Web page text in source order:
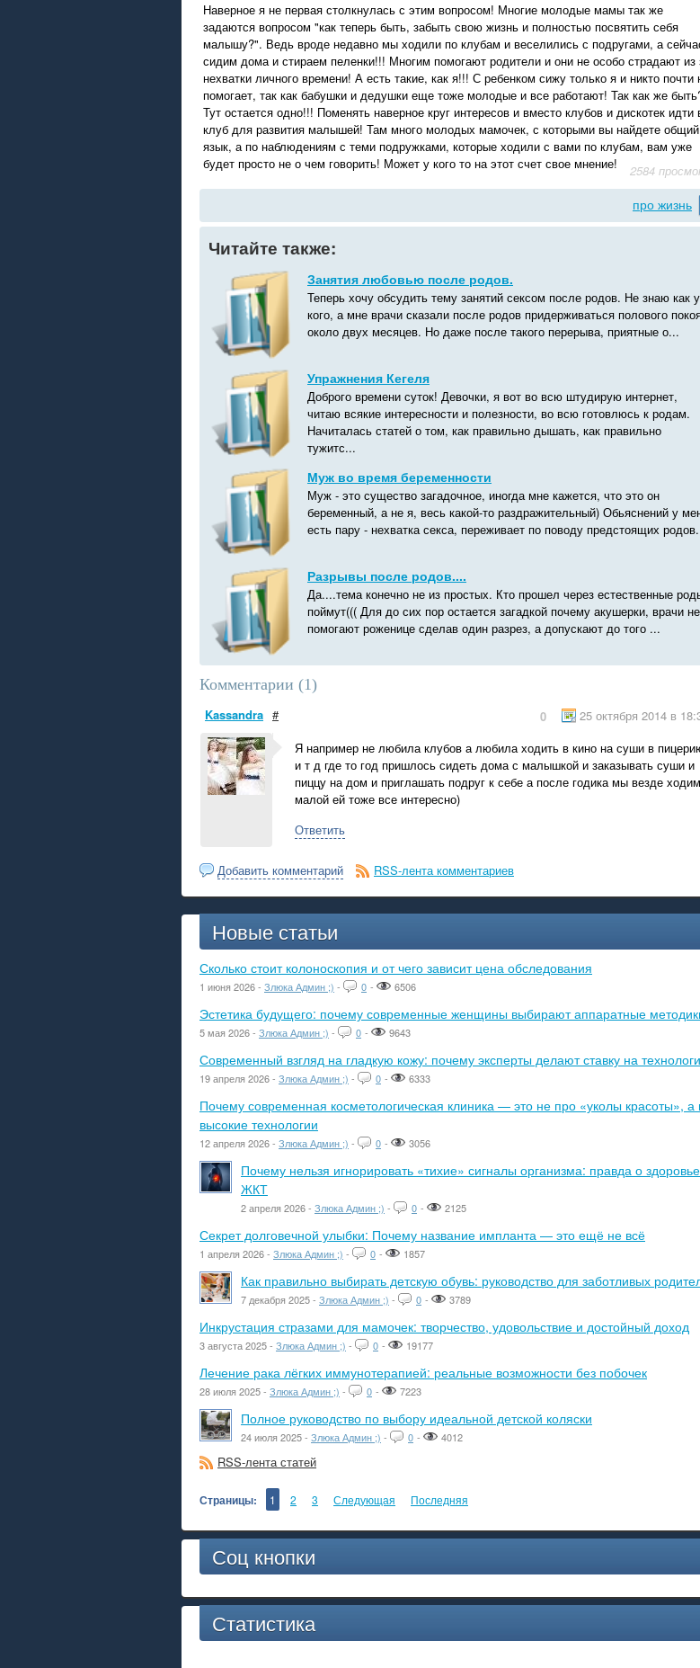
Наверное я не первая столкнулась с этим вопросом! Многие молодые мамы так же
задаются вопросом "как теперь быть, забыть свою жизнь и полностью посвятить себя
малышу?". Ведь вроде недавно мы ходили по клубам и веселились с подругами, а
сидим дома и стираем пеленки!!! Многим помогают родители и они не особо страдают из
нехватки личного времени! А есть такие, как я!!! С ребенком сижу только я и никто почти
помогает, так как бабушки и дедушки еще тоже молодые и все работают! Так как же
Тут остается одно!!! Поменять наверное круг интересов и вместо клубов и дискотек идти
клуб для развития малышей! Там много молодых мамочек, с которыми вы найдете общий
язык, а по наблюдениям с теми подружками, которые ходили с вами по клубам, вам уже
будет просто не о чем говорить! Может у кого то на этот счет свое мнение!
2584
про жизнь
Читайте также:
Занятия любовью после родов.
Теперь хочу обсудить тему занятий сексом после родов. Не знаю как у
кого, а мне врачи сказали после родов придерживаться полового
около двух месяцев. Но даже после такого перерыва, приятные о...
Упражнения Кегеля
Доброго времени суток! Девочки, я вот во всю штудирую интернет,
читаю всякие интересности и полезности, во всю готовлюсь к родам.
Начиталась статей о том, как правильно дышать, как правильно
тужитс...
Муж во время беременности
Муж - это существо загадочное, иногда мне кажется, что это он
беременный, а не я, весь какой-то раздражительный) Обьяснений у
есть пару - нехватка секса, переживает по поводу предстоящих
Разрывы после родов....
Да....тема конечно не из простых. Кто прошел через естественные
поймут((( Для до сих пор остается загадкой почему акушерки, врачи не
помогают роженице сделав один разрез, а допускают до того ...
Комментарии (1)
Kassandra # 25 октября 2014 в
0
Я например не любила клубов а любила ходить в кино на суши в
и т д где то год пришлось сидеть дома с малышкой и заказывать суши и
пиццу на дом и приглашать подруг к себе а после годика мы везде
малой ей тоже все интересно)
Ответить
Добавить комментарий RSS-лента комментариев
Новые статьи
Сколько стоит колоноскопия и от чего зависит цена обследования
1 июня 2026 - Злюка Админ ;) - 0 - 6506
Эстетика будущего: почему современные женщины выбирают аппаратные
5 мая 2026 - Злюка Админ ;) - 0 - 9643
Современный взгляд на гладкую кожу: почему эксперты делают ставку на
19 апреля 2026 - Злюка Админ ;) - 0 - 6333
Почему современная косметологическая клиника — это не про «уколы красоты», а
высокие технологии
12 апреля 2026 - Злюка Админ ;) - 0 - 3056
Почему нельзя игнорировать «тихие» сигналы организма: правда о здоровье
ЖКТ
2 апреля 2026 - Злюка Админ ;) - 0 - 2125
Секрет долговечной улыбки: Почему название импланта — это ещё не всё
1 апреля 2026 - Злюка Админ ;) - 0 - 1857
Как правильно выбирать детскую обувь: руководство для заботливых
7 декабря 2025 - Злюка Админ ;) - 0 - 3789
Инкрустация стразами для мамочек: творчество, удовольствие и достойный доход
3 августа 2025 - Злюка Админ ;) - 0 - 19177
Лечение рака лёгких иммунотерапией: реальные возможности без побочек
28 июля 2025 - Злюка Админ ;) - 0 - 7223
Полное руководство по выбору идеальной детской коляски
24 июля 2025 - Злюка Админ ;) - 0 - 4012
RSS-лента статей
Страницы: 1 2 3 Следующая Последняя
Соц кнопки
Статистика